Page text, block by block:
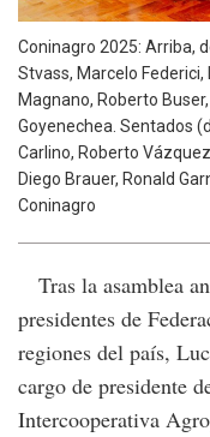
Coninagro 2025: Arriba,
Stvass, Marcelo Federici,
Magnano, Roberto
Goyenechea. Sentados
Carlino, Roberto
Diego Brauer, Ronald
Coninagro
Tras la asamblea
presidentes de
regiones del país,
cargo de presidente
Intercooperativa